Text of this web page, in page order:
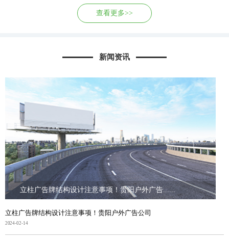
查看更多>>
新闻资讯
立柱广告牌结构设计注意事项！贵阳户外广告......
立柱广告牌结构设计注意事项！贵阳户外广告公司
2024-02-14